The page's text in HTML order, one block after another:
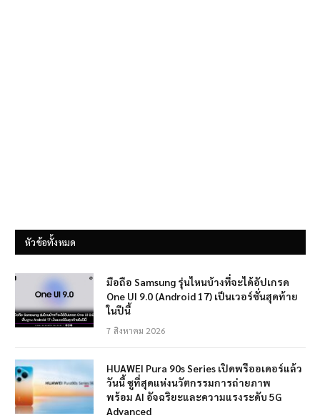
หัวข้อทั้งหมด
มือถือ Samsung รุ่นไหนบ้างที่จะได้อัปเกรด
One UI 9.0 (Android 17) เป็นเวอร์ชั่นสุดท้าย
ในปีนี้
7 สิงหาคม 2026
HUAWEI Pura 90s Series เปิดพรีออเดอร์แล้ว
วันนี้ ชูที่สุดแห่งนวัตกรรมการถ่ายภาพ
พร้อม AI อัจฉริยะและความแรงระดับ 5G
Advanced